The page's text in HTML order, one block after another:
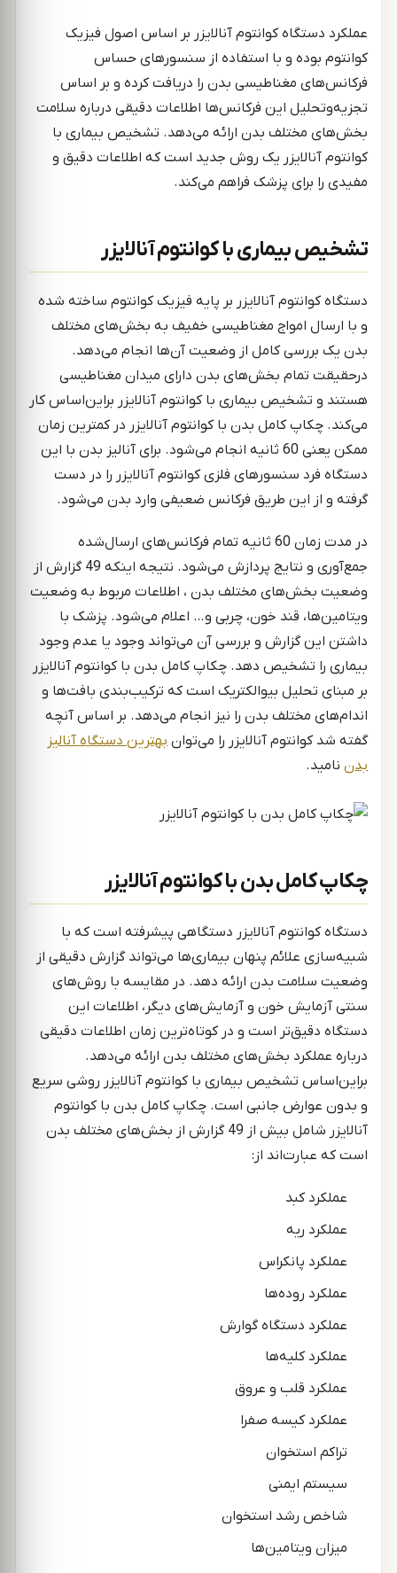
عملکرد دستگاه کوانتوم آنالایزر بر اساس اصول فیزیک
کوانتوم بوده و با استفاده از سنسورهای حساس
فرکانس‌های مغناطیسی بدن را دریافت کرده و بر اساس
تجزیه‌وتحلیل این فرکانس‌ها اطلاعات دقیقی درباره سلامت
بخش‌های مختلف بدن ارائه می‌دهد. تشخیص بیماری با
کوانتوم آنالایزر یک روش جدید است که اطلاعات دقیق و
مفیدی را برای پزشک فراهم می‌کند.
تشخیص بیماری با کوانتوم آنالایزر
دستگاه کوانتوم آنالایزر بر پایه فیزیک کوانتوم ساخته شده
و با ارسال امواج مغناطیسی خفیف به بخش‌های مختلف
بدن یک بررسی کامل از وضعیت آن‌ها انجام می‌دهد.
درحقیقت تمام بخش‌های بدن دارای میدان مغناطیسی
هستند و تشخیص بیماری با کوانتوم آنالایزر براین‌اساس کار
می‌کند. چکاپ کامل بدن با کوانتوم آنالایزر در کمترین زمان
ممکن یعنی 60 ثانیه انجام می‌شود. برای آنالیز بدن با این
دستگاه فرد سنسورهای فلزی کوانتوم آنالایزر را در دست
گرفته و از این طریق فرکانس ضعیفی وارد بدن می‌شود.
در مدت زمان 60 ثانیه تمام فرکانس‌های ارسال‌شده
جمع‌آوری و نتایج پردازش می‌شود. نتیجه اینکه 49 گزارش از
وضعیت بخش‌های مختلف بدن ، اطلاعات مربوط به وضعیت
ویتامین‌ها، قند خون، چربی و… اعلام می‌شود. پزشک با
داشتن این گزارش و بررسی آن می‌تواند وجود یا عدم وجود
بیماری را تشخیص دهد. چکاپ کامل بدن با کوانتوم آنالایزر
بر مبنای تحلیل بیوالکتریک است که ترکیب‌بندی بافت‌ها و
اندام‌های مختلف بدن را نیز انجام می‌دهد. بر اساس آنچه
گفته شد کوانتوم آنالایزر را می‌توان بهترین دستگاه آنالیز
بدننامید.
چکاپ کامل بدن با کوانتوم آنالایزر
دستگاه کوانتوم آنالایزر دستگاهی پیشرفته است که با
شبیه‌سازی علائم پنهان بیماری‌ها می‌تواند گزارش دقیقی از
وضعیت سلامت بدن ارائه دهد. در مقایسه با روش‌های
سنتی آزمایش خون و آزمایش‌های دیگر، اطلاعات این
دستگاه دقیق‌تر است و در کوتاه‌ترین زمان اطلاعات دقیقی
درباره عملکرد بخش‌های مختلف بدن ارائه می‌دهد.
براین‌اساس تشخیص بیماری با کوانتوم آنالایزر روشی سریع
و بدون عوارض جانبی است. چکاپ کامل بدن با کوانتوم
آنالایزر شامل بیش از 49 گزارش از بخش‌های مختلف بدن
است که عبارت‌اند از:
عملکرد کبد
عملکرد ریه
عملکرد پانکراس
عملکرد روده‌ها
عملکرد دستگاه گوارش
عملکرد کلیه‌ها
عملکرد قلب و عروق
عملکرد کیسه صفرا
تراکم استخوان
سیستم ایمنی
شاخص رشد استخوان
میزان ویتامین‌ها